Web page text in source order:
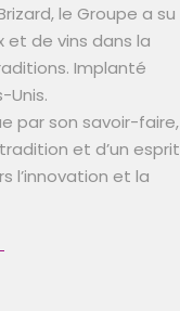
le Groupe a su
et de vins dans la
Implanté
Unis.
par son savoir-faire,
et d’un esprit
l’innovation et la